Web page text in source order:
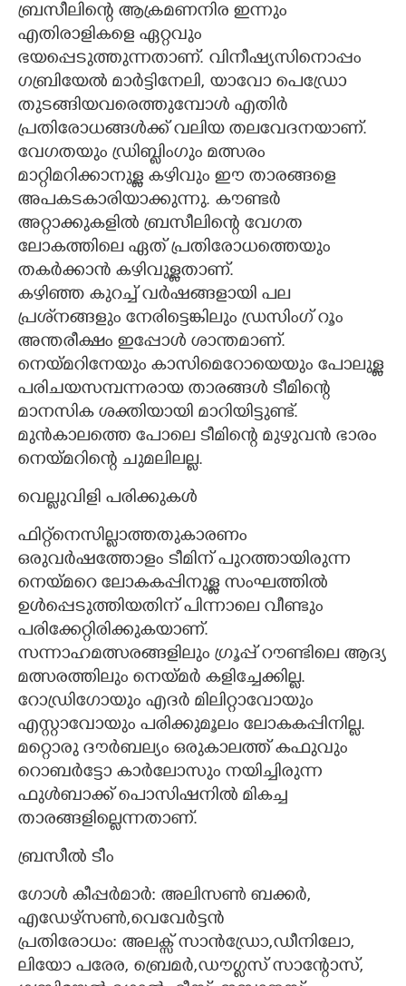
ബ്രസീലിന്റെ ആക്രമണനിര ഇന്നും
എതിരാളികളെ ഏറ്റവും
ഭയപ്പെടുത്തുന്നതാണ്. വിനീഷ്യസിനൊപ്പം
ഗബ്രിയേൽ മാർട്ടിനേലി, യാവോ പെഡ്രോ
തുടങ്ങിയവരെത്തുമ്പോൾ എതിർ
പ്രതിരോധങ്ങൾക്ക് വലിയ തലവേദനയാണ്.
വേഗതയും ഡ്രിബ്ലിംഗും മത്സരം
മാറ്റിമറിക്കാനുള്ള കഴിവും ഈ താരങ്ങളെ
അപകടകാരിയാക്കുന്നു. കൗണ്ടർ
അറ്റാക്കുകളിൽ ബ്രസീലിന്റെ വേഗത
ലോകത്തിലെ ഏത് പ്രതിരോധത്തെയും
തകർക്കാന്‍ കഴിവുള്ളതാണ്.
കഴിഞ്ഞ കുറച്ച് വർഷങ്ങളായി പല
പ്രശ്‌നങ്ങളും നേരിട്ടെങ്കിലും ഡ്രസിംഗ് റൂം
അന്തരീക്ഷം ഇപ്പോൾ ശാന്തമാണ്.
നെയ്മറിനേയും കാസിമെറോയെയും പോലുള്ള
പരിചയസമ്പന്നരായ താരങ്ങൾ ടീമിന്റെ
മാനസിക ശക്തിയായി മാറിയിട്ടുണ്ട്.
മുൻകാലത്തെ പോലെ ടീമിന്റെ മുഴുവൻ ഭാരം
നെയ്മറിന്റെ ചുമലിലല്ല.
വെല്ലുവിളി പരിക്കുകൾ
ഫിറ്റ്നെസില്ലാത്തതുകാരണം
ഒരുവർഷത്തോളം ടീമിന് പുറത്തായിരുന്ന
നെയ്മറെ ലോകകപ്പിനുള്ള സംഘത്തിൽ
ഉൾപ്പെടുത്തിയതിന് പിന്നാലെ വീണ്ടും
പരിക്കേറ്റിരിക്കുകയാണ്.
സന്നാഹമത്സരങ്ങളിലും ഗ്രൂപ്പ് റൗണ്ടിലെ ആദ്യ
മത്സരത്തിലും നെയ്മർ കളിച്ചേക്കില്ല.
റോഡ്രിഗോയും എദർ മിലിറ്റാവോയും
എസ്റ്റാവോയും പരിക്കുമൂലം ലോകകപ്പിനില്ല.
മറ്റൊരു ദൗർബല്യം ഒരുകാലത്ത് കഫുവും
റൊബർട്ടോ കാർലോസും നയിച്ചിരുന്ന
ഫുൾബാക്ക് പൊസിഷനിൽ മികച്ച
താരങ്ങളില്ലെന്നതാണ്.
ബ്രസീൽ ടീം
ഗോൾ കീപ്പർമാർ: അലിസൺ ബക്കർ,
എഡേഴ്‌സൺ,വെവേർട്ടൻ
പ്രതിരോധം: അലക്സ് സാൻഡ്രോ,ഡീനിലോ,
ലിയോ പരേര, ബ്രെമർ,ഡൗഗ്ലസ് സാന്റോസ്,